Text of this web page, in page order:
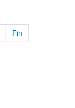
Fin